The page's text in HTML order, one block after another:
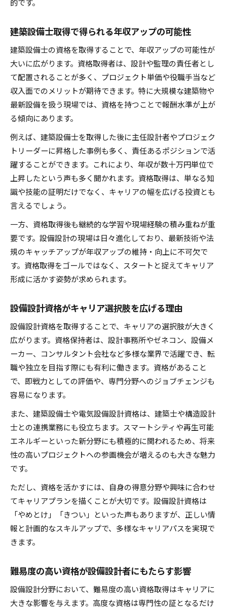
建築設備士取得で得られる年収アップの可能性
建築設備士の資格を取得することで、年収アップの可能性が
大いに広がります。資格取得者は、設計や監理の責任者とし
て配置されることが多く、プロジェクト単価や役職手当など
収入面でのメリットが期待できます。特に大規模な建築物や
最新設備を扱う現場では、資格を持つことで報酬水準が上が
る傾向にあります。
例えば、建築設備士を取得した後に主任設計者やプロジェク
トリーダーに昇格した事例も多く、責任あるポジションで活
躍することができます。これにより、年収が数十万円単位で
上昇したという声も多く聞かれます。資格取得は、単なる知
識や技能の証明だけでなく、キャリアの幅を広げる投資とも
言えるでしょう。
一方、資格取得後も継続的な学習や現場経験の積み重ねが重
要です。設備設計の現場は日々進化しており、最新技術や法
規のキャッチアップが年収アップの維持・向上に不可欠で
す。資格取得をゴールではなく、スタートと捉えてキャリア
形成に活かす姿勢が求められます。
設備設計資格がキャリア選択肢を広げる理由
設備設計資格を取得することで、キャリアの選択肢が大きく
広がります。資格保持者は、設計事務所やゼネコン、設備メ
ーカー、コンサルタント会社など多様な業界で活躍でき、転
職や独立を目指す際にも有利に働きます。資格があること
で、即戦力としての評価や、専門分野へのジョブチェンジも
容易になります。
また、建築設備士や電気設備設計資格は、建築士や構造設計
士との連携業務にも役立ちます。スマートシティや再生可能
エネルギーといった新分野にも積極的に関われるため、将来
性の高いプロジェクトへの参画機会が増えるのも大きな魅力
です。
ただし、資格を活かすには、自身の得意分野や興味に合わせ
てキャリアプランを描くことが大切です。設備設計資格は
「やめとけ」「きつい」といった声もありますが、正しい情
報と計画的なスキルアップで、多様なキャリアパスを実現で
きます。
難易度の高い資格が設備設計者にもたらす影響
設備設計分野において、難易度の高い資格取得はキャリアに
大きな影響を与えます。高度な資格は専門性の証となるだけ